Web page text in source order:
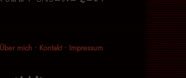
Über mich• Kontakt• Impressum